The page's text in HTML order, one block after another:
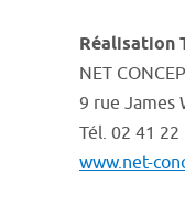
Réalisation
NET
9 rue James
Tél. 02 41 22
www.net-